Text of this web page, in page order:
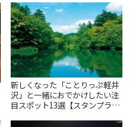
新しくなった「ことりっぷ軽井
沢」と一緒におでかけしたい注
目スポット13選【スタンプラリ